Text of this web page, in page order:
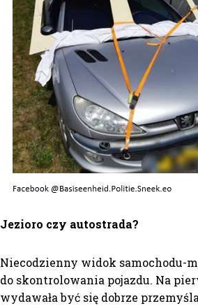
Jezioro czy autostrada?
Niecodzienny widok samochodu-
do skontrolowania pojazdu. Na
wydawała być się dobrze